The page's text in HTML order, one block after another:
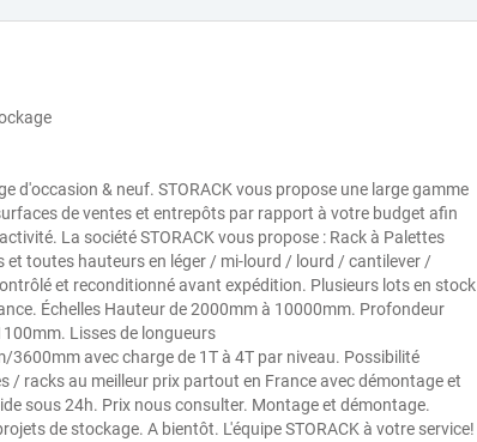
d'occasion & neuf. STORACK vous propose une large gamme
de ventes et entrepôts par rapport à votre budget afin
La société STORACK vous propose : Rack à Palettes
et toutes hauteurs en léger / mi-lourd / lourd / cantilever /
et reconditionné avant expédition. Plusieurs lots en stock
Échelles Hauteur de 2000mm à 10000mm. Profondeur
Lisses de longueurs
avec charge de 1T à 4T par niveau. Possibilité
/ racks au meilleur prix partout en France avec démontage et
sous 24h. Prix nous consulter. Montage et démontage.
de stockage. A bientôt. L'équipe STORACK à votre service!